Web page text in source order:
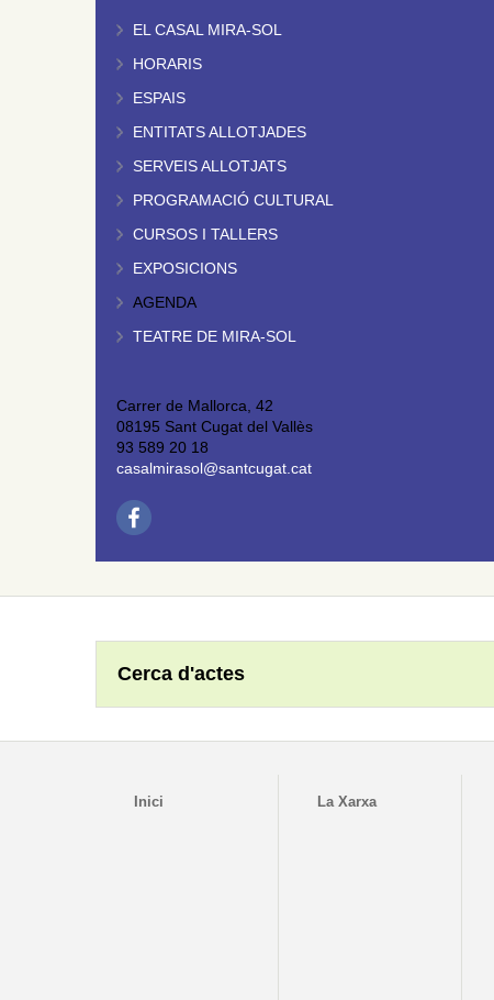
EL CASAL MIRA-SOL
HORARIS
ESPAIS
ENTITATS ALLOTJADES
SERVEIS ALLOTJATS
PROGRAMACIÓ CULTURAL
CURSOS I TALLERS
EXPOSICIONS
AGENDA
TEATRE DE MIRA-SOL
Carrer de Mallorca, 42
08195 Sant Cugat del Vallès
93 589 20 18
casalmirasol@santcugat.cat
Cerca d'actes
Inici La Xarxa